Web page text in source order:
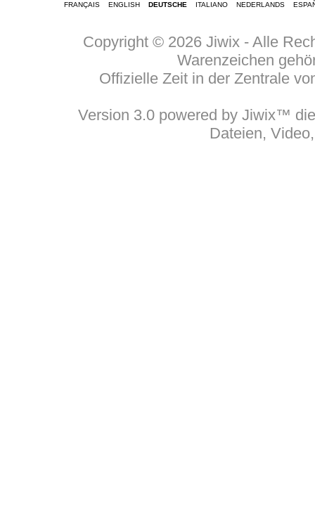
FRANÇAIS ENGLISH DEUTSCHE ITALIANO NEDERLANDS
Copyright © 2026 Jiwix - Alle
Warenzeichen
Offizielle Zeit in der Zentrale
Version 3.0 powered by Jiwix™
Dateien,